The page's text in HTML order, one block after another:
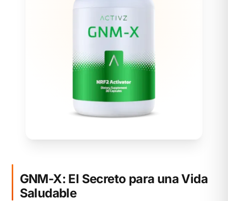
GNM-X: El Secreto para una Vida
Saludable